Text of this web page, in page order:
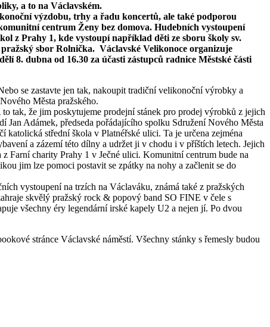
a to na Václavském.
výzdobu, trhy a řadu koncertů, ale také podporou
centrum Ženy bez domova. Hudebních vystoupení
z Prahy 1, kde vystoupí například děti ze sboru školy sv.
sbor Rolnička. Václavské Velikonoce organizuje
8. dubna od 16.30 za účasti zástupců radnice Městské části
se zastavte jen tak, nakoupit tradiční velikonoční výrobky a
Města pražského.
tak, že jim poskytujeme prodejní stánek pro prodej výrobků z jejich
Adámek, předseda pořádajícího spolku Sdružení Nového Města
střední škola v Platnéřské ulici. Ta je určena zejména
a zázemí této dílny a udržet ji v chodu i v příštích letech. Jejich
Farní charity Prahy 1 v Ječné ulici. Komunitní centrum bude na
jim lze pomoci postavit se zpátky na nohy a začlenit se do
vystoupení na trzích na Václaváku, známá také z pražských
skvělý pražský rock & popový band SO FINE v čele s
všechny éry legendární irské kapely U2 a nejen jí. Po dvou
stránce Václavské náměstí. Všechny stánky s řemesly budou